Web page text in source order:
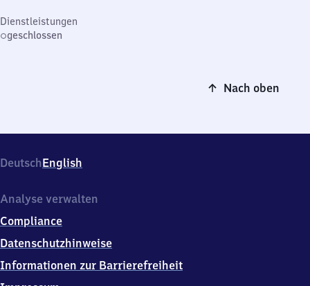
Dienstleistungen
geschlossen
Nach oben
DeutschEnglish
Analyse verwalten
Compliance
Datenschutzhinweise
Informationen zur Barrierefreiheit